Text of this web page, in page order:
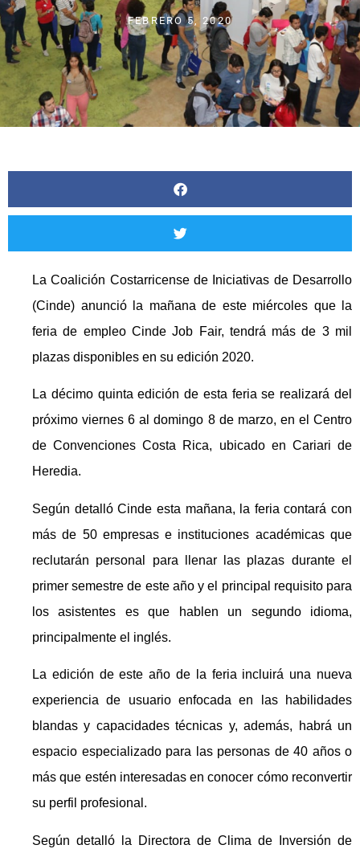
FEBRERO 5, 2020
La Coalición Costarricense de Iniciativas de Desarrollo
(Cinde) anunció la mañana de este miércoles que la
feria de empleo Cinde Job Fair, tendrá más de 3 mil
plazas disponibles en su edición 2020.
La décimo quinta edición de esta feria se realizará del
próximo viernes 6 al domingo 8 de marzo, en el Centro
de Convenciones Costa Rica, ubicado en Cariari de
Heredia.
Según detalló Cinde esta mañana, la feria contará con
más de 50 empresas e instituciones académicas que
reclutarán personal para llenar las plazas durante el
primer semestre de este año y el principal requisito para
los asistentes es que hablen un segundo idioma,
principalmente el inglés.
La edición de este año de la feria incluirá una nueva
experiencia de usuario enfocada en las habilidades
blandas y capacidades técnicas y, además, habrá un
espacio especializado para las personas de 40 años o
más que estén interesadas en conocer cómo reconvertir
su perfil profesional.
Según detalló la Directora de Clima de Inversión de